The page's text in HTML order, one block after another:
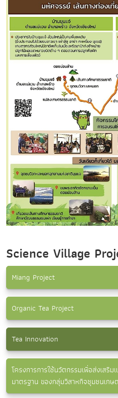
Science Village
Miang Project
Organic Tea Project
Tea Innovation
โครงการการใช้นวัตกรรมเพื่อส่งเส
มาตรฐาน ของกลุ่มวิสาหกิจชุมชนเก